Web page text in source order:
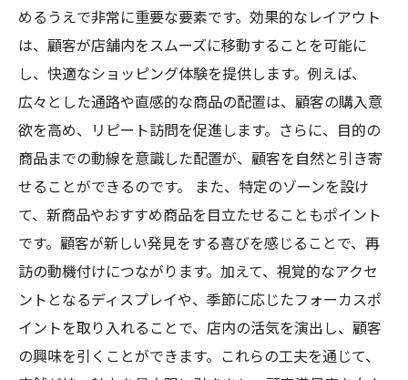
めるうえで非常に重要な要素です。効果的なレイアウト
は、顧客が店舗内をスムーズに移動することを可能に
し、快適なショッピング体験を提供します。例えば、
広々とした通路や直感的な商品の配置は、顧客の購入意
欲を高め、リピート訪問を促進します。さらに、目的の
商品までの動線を意識した配置が、顧客を自然と引き寄
せることができるのです。 また、特定のゾーンを設け
て、新商品やおすすめ商品を目立たせることもポイント
です。顧客が新しい発見をする喜びを感じることで、再
訪の動機付けにつながります。加えて、視覚的なアクセ
ントとなるディスプレイや、季節に応じたフォーカスポ
イントを取り入れることで、店内の活気を演出し、顧客
の興味を引くことができます。これらの工夫を通じて、